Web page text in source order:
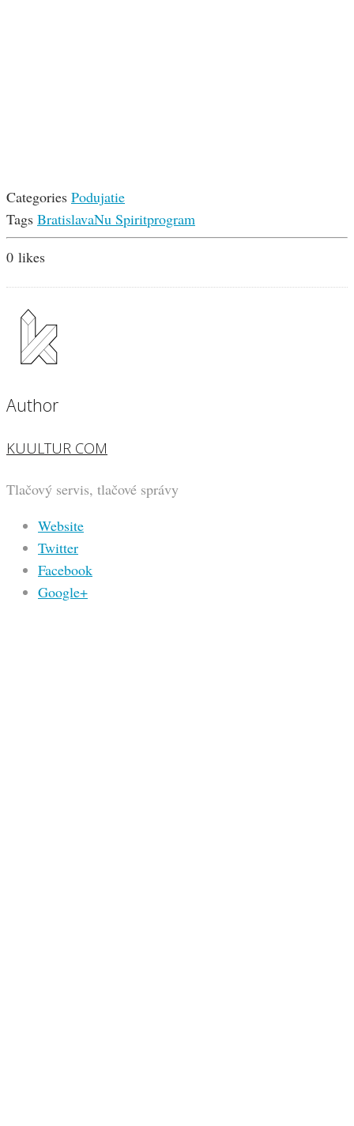
Categories Podujatie
Tags BratislavaNu Spiritprogram
0 likes
Author
KUULTUR COM
Tlačový servis, tlačové správy
Website
Twitter
Facebook
Google+